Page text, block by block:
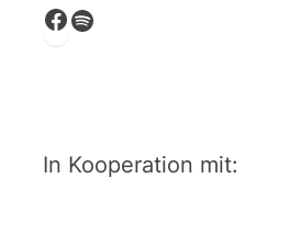
Facebook
Spotify
In Kooperation mit: